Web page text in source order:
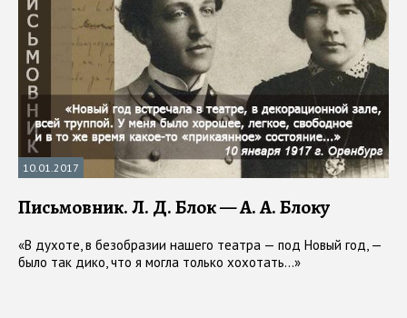
10.01.2017
Письмовник. Л. Д. Блок — А. А. Блоку
«В духоте, в безобразии нашего театра — под Новый год, —
было так дико, что я могла только хохотать…»